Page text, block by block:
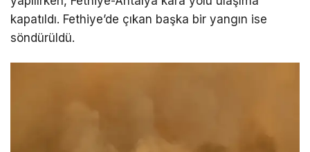
kapatıldı. Fethiye’de çıkan başka bir yangın ise
söndürüldü.